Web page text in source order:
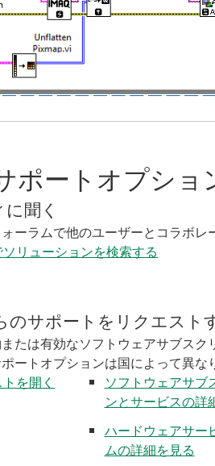
ポートオプショ
聞く
ーラムで他のユーザーとコラボレ
リューションを検索する
のサポートをリクエスト
たは有効なソフトウェアサブスク
ートオプションは国によって異な
を開く
ソフトウェアサブ
ンとサービスの詳
ハードウェアサー
ムの詳細を見る